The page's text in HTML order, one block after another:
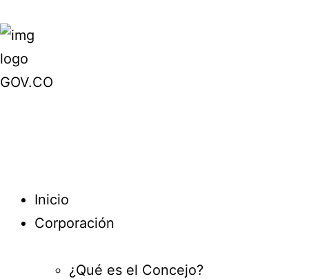
Inicio
Corporación
¿Qué es el Concejo?